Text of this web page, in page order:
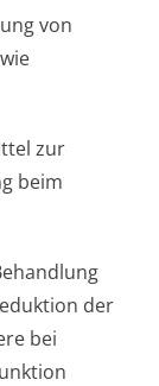
von
zur
beim
der
bei